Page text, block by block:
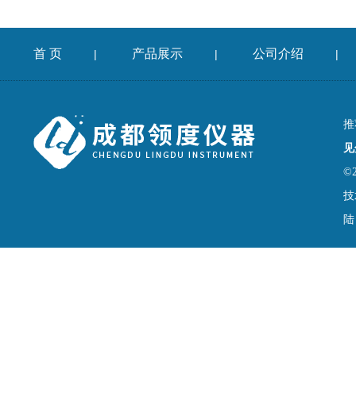
首 页 | 产品展示 | 公司介绍 |
陆